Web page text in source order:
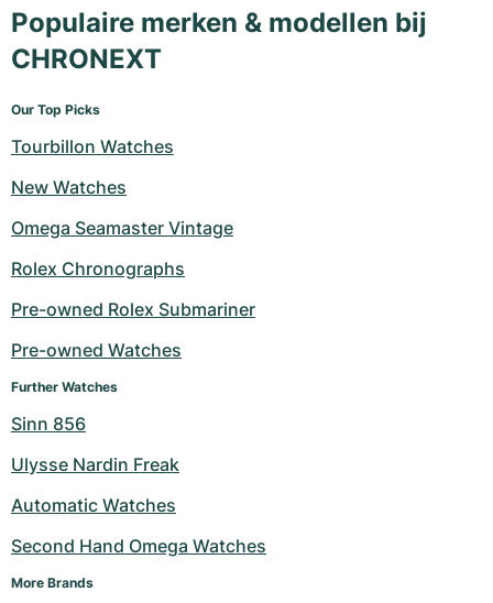
Populaire merken & modellen bij
CHRONEXT
Our Top Picks
Tourbillon Watches
New Watches
Omega Seamaster Vintage
Rolex Chronographs
Pre-owned Rolex Submariner
Pre-owned Watches
Further Watches
Sinn 856
Ulysse Nardin Freak
Automatic Watches
Second Hand Omega Watches
More Brands